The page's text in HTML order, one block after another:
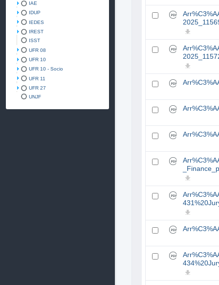
IAE
IDUP
IEDES
IREST
ISST
UFR 08
UFR 10
UFR 10 - Socio
UFR 11
UFR 27
UNJF